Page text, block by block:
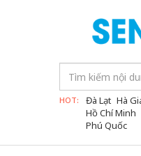
HOT: Đà Lạt Hà
Hồ Chí Minh
Phú Quốc